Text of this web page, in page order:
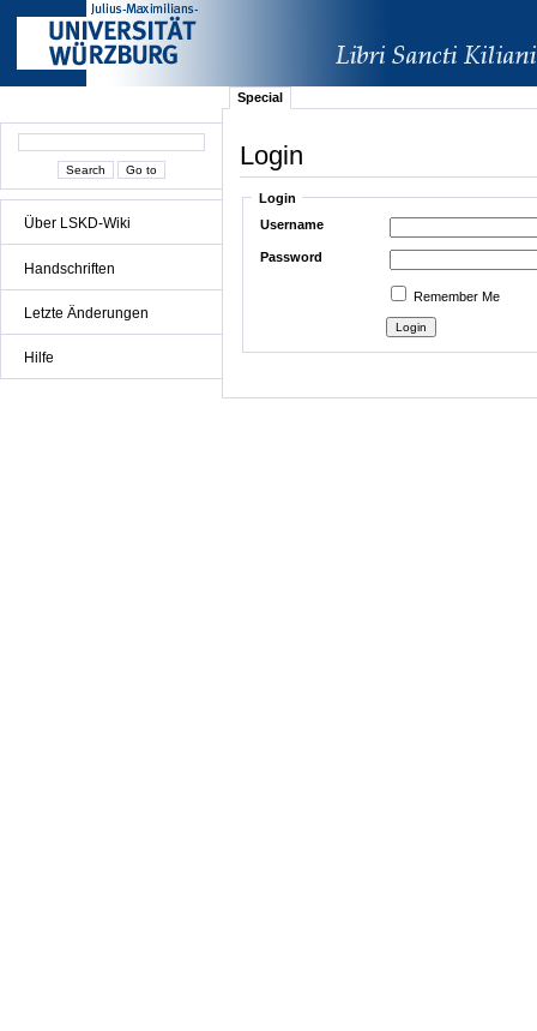
Über LSKD-Wiki
Handschriften
Letzte Änderungen
Hilfe
Special
Login
Login
Username
Password
Remember Me